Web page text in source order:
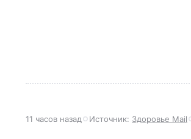
11 часов назад Источник: Здоровье Mail